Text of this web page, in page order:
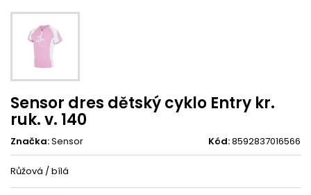
Sensor dres dětský cyklo Entry kr.
ruk. v. 140
Značka:Sensor Kód:8592837016566
Růžová / bílá